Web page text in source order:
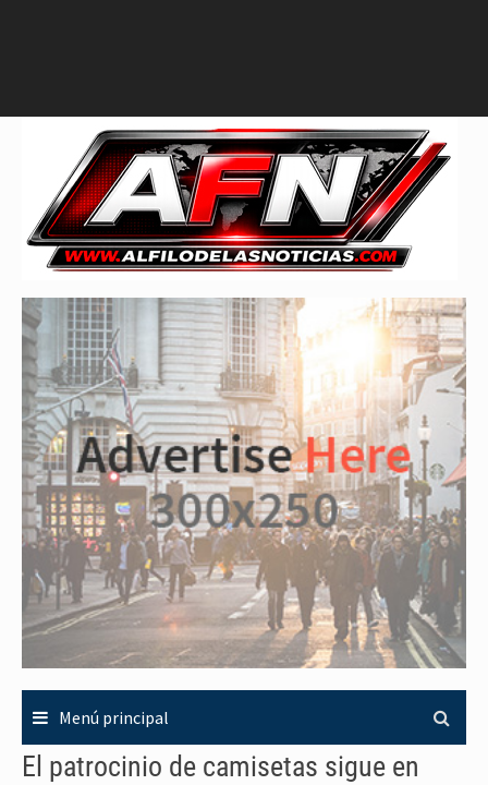
Menú principal
El patrocinio de camisetas sigue en